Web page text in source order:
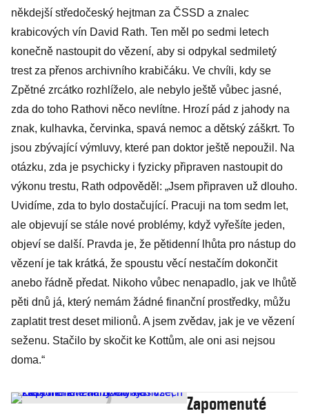
někdejší středočeský hejtman za ČSSD a znalec
krabicových vín David Rath. Ten měl po sedmi letech
konečně nastoupit do vězení, aby si odpykal sedmiletý
trest za přenos archivního krabičáku. Ve chvíli, kdy se
Zpětné zrcátko rozhlíželo, ale nebylo ještě vůbec jasné,
zda do toho Rathovi něco nevlítne. Hrozí pád z jahody na
znak, kulhavka, červinka, spavá nemoc a dětský záškrt. To
jsou zbývající výmluvy, které pan doktor ještě nepoužil. Na
otázku, zda je psychicky i fyzicky připraven nastoupit do
výkonu trestu, Rath odpověděl: „Jsem připraven už dlouho.
Uvidíme, zda to bylo dostačující. Pracuji na tom sedm let,
ale objevují se stále nové problémy, když vyřešíte jeden,
objeví se další. Pravda je, že pětidenní lhůta pro nástup do
vězení je tak krátká, že spoustu věcí nestačím dokončit
anebo řádně předat. Nikoho vůbec nenapadlo, jak ve lhůtě
pěti dnů já, který nemám žádné finanční prostředky, můžu
zaplatit trest deset milionů. A jsem zvědav, jak je ve vězení
seženu. Stačilo by skočit ke Kottům, ale oni asi nejsou
doma.“
Zapomenuté